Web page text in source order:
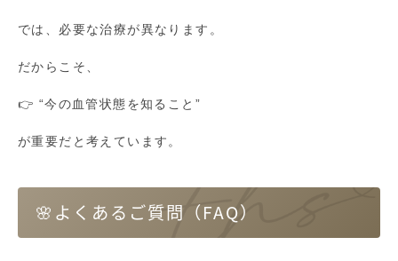
では、必要な治療が異なります。
だからこそ、
👉 “今の血管状態を知ること”
が重要だと考えています。
🌸よくあるご質問（FAQ）